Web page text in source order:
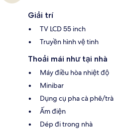
Giải trí
TV LCD 55 inch
Truyền hình vệ tinh
Thoải mái như tại nhà
Máy điều hòa nhiệt độ
Minibar
Dụng cụ pha cà phê/trà
Ấm điện
Dép đi trong nhà